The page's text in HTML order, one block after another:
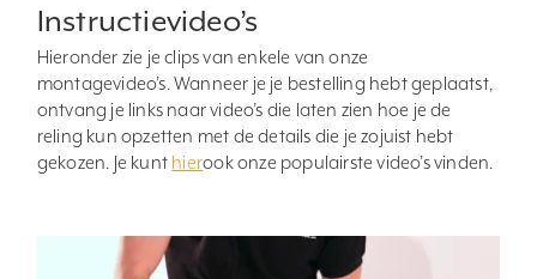
Instructievideo’s
Hieronder zie je clips van enkele van onze
montagevideo’s. Wanneer je je bestelling hebt geplaatst,
ontvang je links naar video’s die laten zien hoe je de
reling kun opzetten met de details die je zojuist hebt
gekozen. Je kunt hierook onze populairste video’s vinden.